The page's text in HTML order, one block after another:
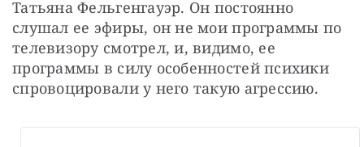
Татьяна Фельгенгауэр. Он постоянно
слушал ее эфиры, он не мои программы по
телевизору смотрел, и, видимо, ее
программы в силу особенностей психики
спровоцировали у него такую агрессию.